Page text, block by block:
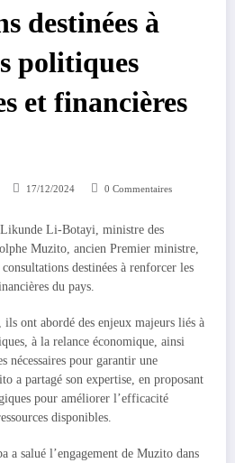
destinées à
politiques
et financières
17/12/2024 0 Commentaires
Li-Botayi, ministre des
Muzito, ancien Premier ministre,
destinées à renforcer les
du pays.
ont abordé des enjeux majeurs liés à
à la relance économique, ainsi
nécessaires pour garantir une
a partagé son expertise, en proposant
pour améliorer l’efficacité
disponibles.
a salué l’engagement de Muzito dans